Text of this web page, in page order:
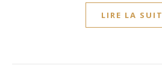
LIRE LA